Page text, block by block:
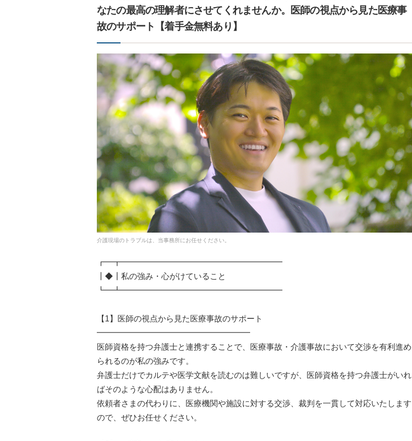
なたの最高の理解者にさせてくれませんか。医師の視点から見た医療事
故のサポート【着手金無料あり】
介護現場のトラブルは、当事務所にお任せください。
┏━┳━━━━━━━━━━━━━━━━━━━━
┃◆┃私の強み・心がけていること
┗━┻━━━━━━━━━━━━━━━━━━━━
【1】医師の視点から見た医療事故のサポート
━━━━━━━━━━━━━━━━━━━
医師資格を持つ弁護士と連携することで、医療事故・介護事故において交渉を有利進め
られるのが私の強みです。
弁護士だけでカルテや医学文献を読むのは難しいですが、医師資格を持つ弁護士がいれ
ばそのような心配はありません。
依頼者さまの代わりに、医療機関や施設に対する交渉、裁判を一貫して対応いたします
ので、ぜひお任せください。